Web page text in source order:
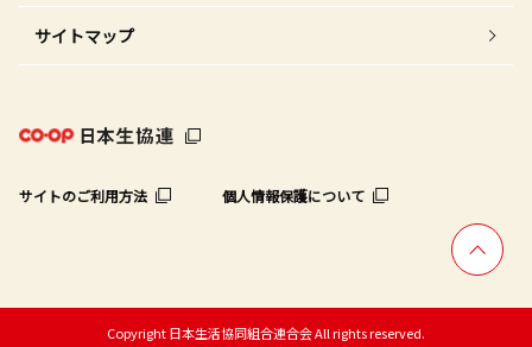
サイトマップ
サイトのご利用方法 個人情報保護について
Copyright 日本生活協同組合連合会 All rights reserved.